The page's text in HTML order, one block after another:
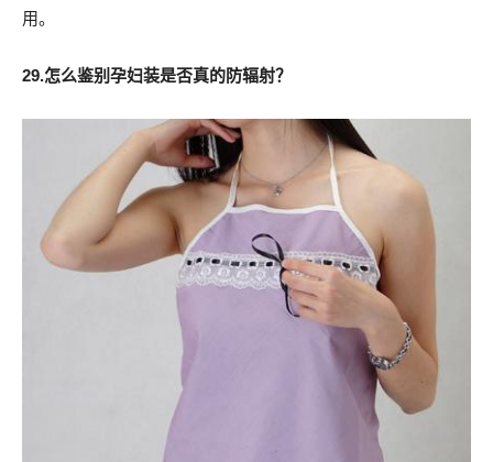
用。
29.怎么鉴别孕妇装是否真的防辐射？